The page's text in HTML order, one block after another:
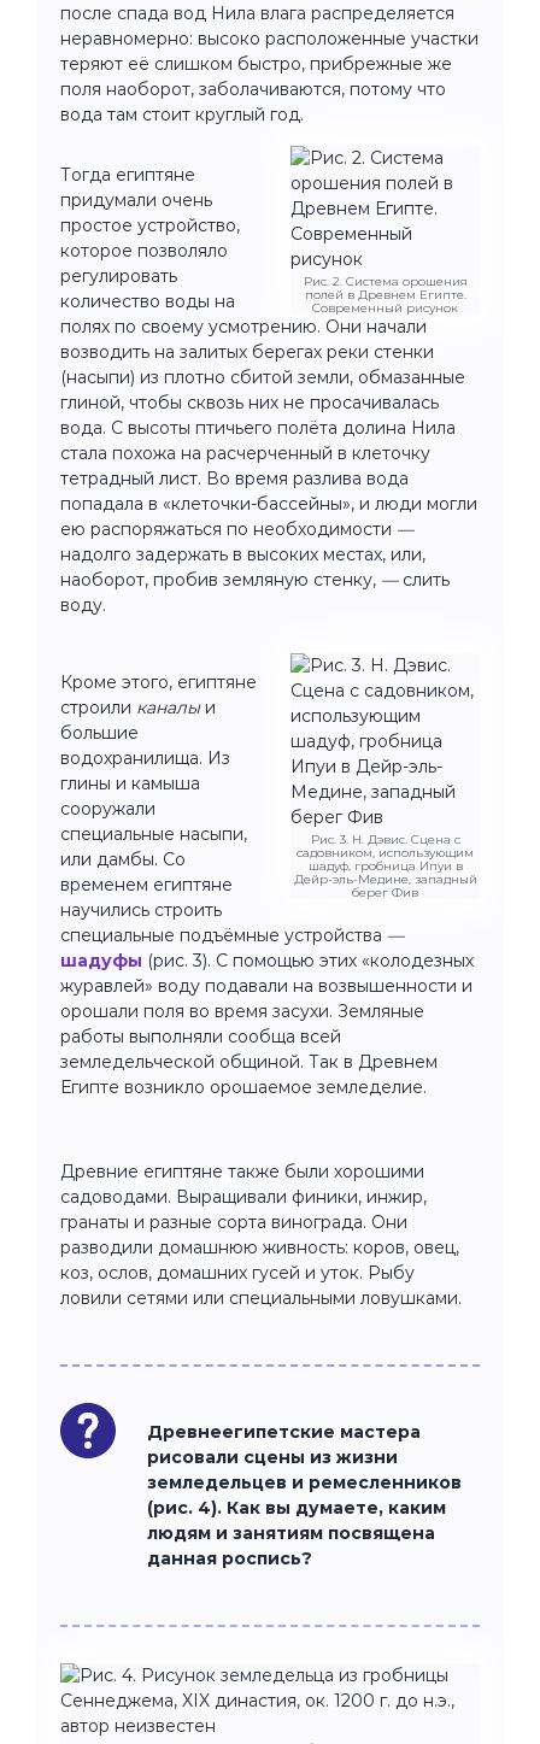
после спада вод Нила влага распределяется
неравномерно: высоко расположенные участки
теряют её слишком быстро, прибрежные же
поля наоборот, заболачиваются, потому что
вода там стоит круглый год.
Рис. 2. Система орошения
полей в Древнем Египте.
Современный рисунок
Тогда египтяне
придумали очень
простое устройство,
которое позволяло
регулировать
количество воды на
полях по своему усмотрению. Они начали
возводить на залитых берегах реки стенки
(насыпи) из плотно сбитой земли, обмазанные
глиной, чтобы сквозь них не просачивалась
вода. С высоты птичьего полёта долина Нила
стала похожа на расчерченный в клеточку
тетрадный лист. Во время разлива вода
попадала в «клеточки-бассейны», и люди могли
ею распоряжаться по необходимости —
надолго задержать в высоких местах, или,
наоборот, пробив земляную стенку, —слить
воду.
Рис. 3. Н. Дэвис. Сцена с
садовником, использующим
шадуф, гробница Ипуи в
Дейр-эль-Медине, западный
берег Фив
Кроме этого, египтяне
строили каналыи
большие
водохранилища. Из
глины и камыша
сооружали
специальные насыпи,
или дамбы. Со
временем египтяне
научились строить
специальные подъёмные устройства —
шадуфы (рис. 3). С помощью этих «колодезных
журавлей» воду подавали на возвышенности и
орошали поля во время засухи. Земляные
работы выполняли сообща всей
земледельческой общиной. Так в Древнем
Египте возникло орошаемое земледелие.
Древние египтяне также были хорошими
садоводами. Выращивали финики, инжир,
гранаты и разные сорта винограда. Они
разводили домашнюю живность: коров, овец,
коз, ослов, домашних гусей и уток. Рыбу
ловили сетями или специальными ловушками.
Древнеегипетские мастера
рисовали сцены из жизни
земледельцев и ремесленников
(рис. 4). Как вы думаете, каким
людям и занятиям посвящена
данная роспись?